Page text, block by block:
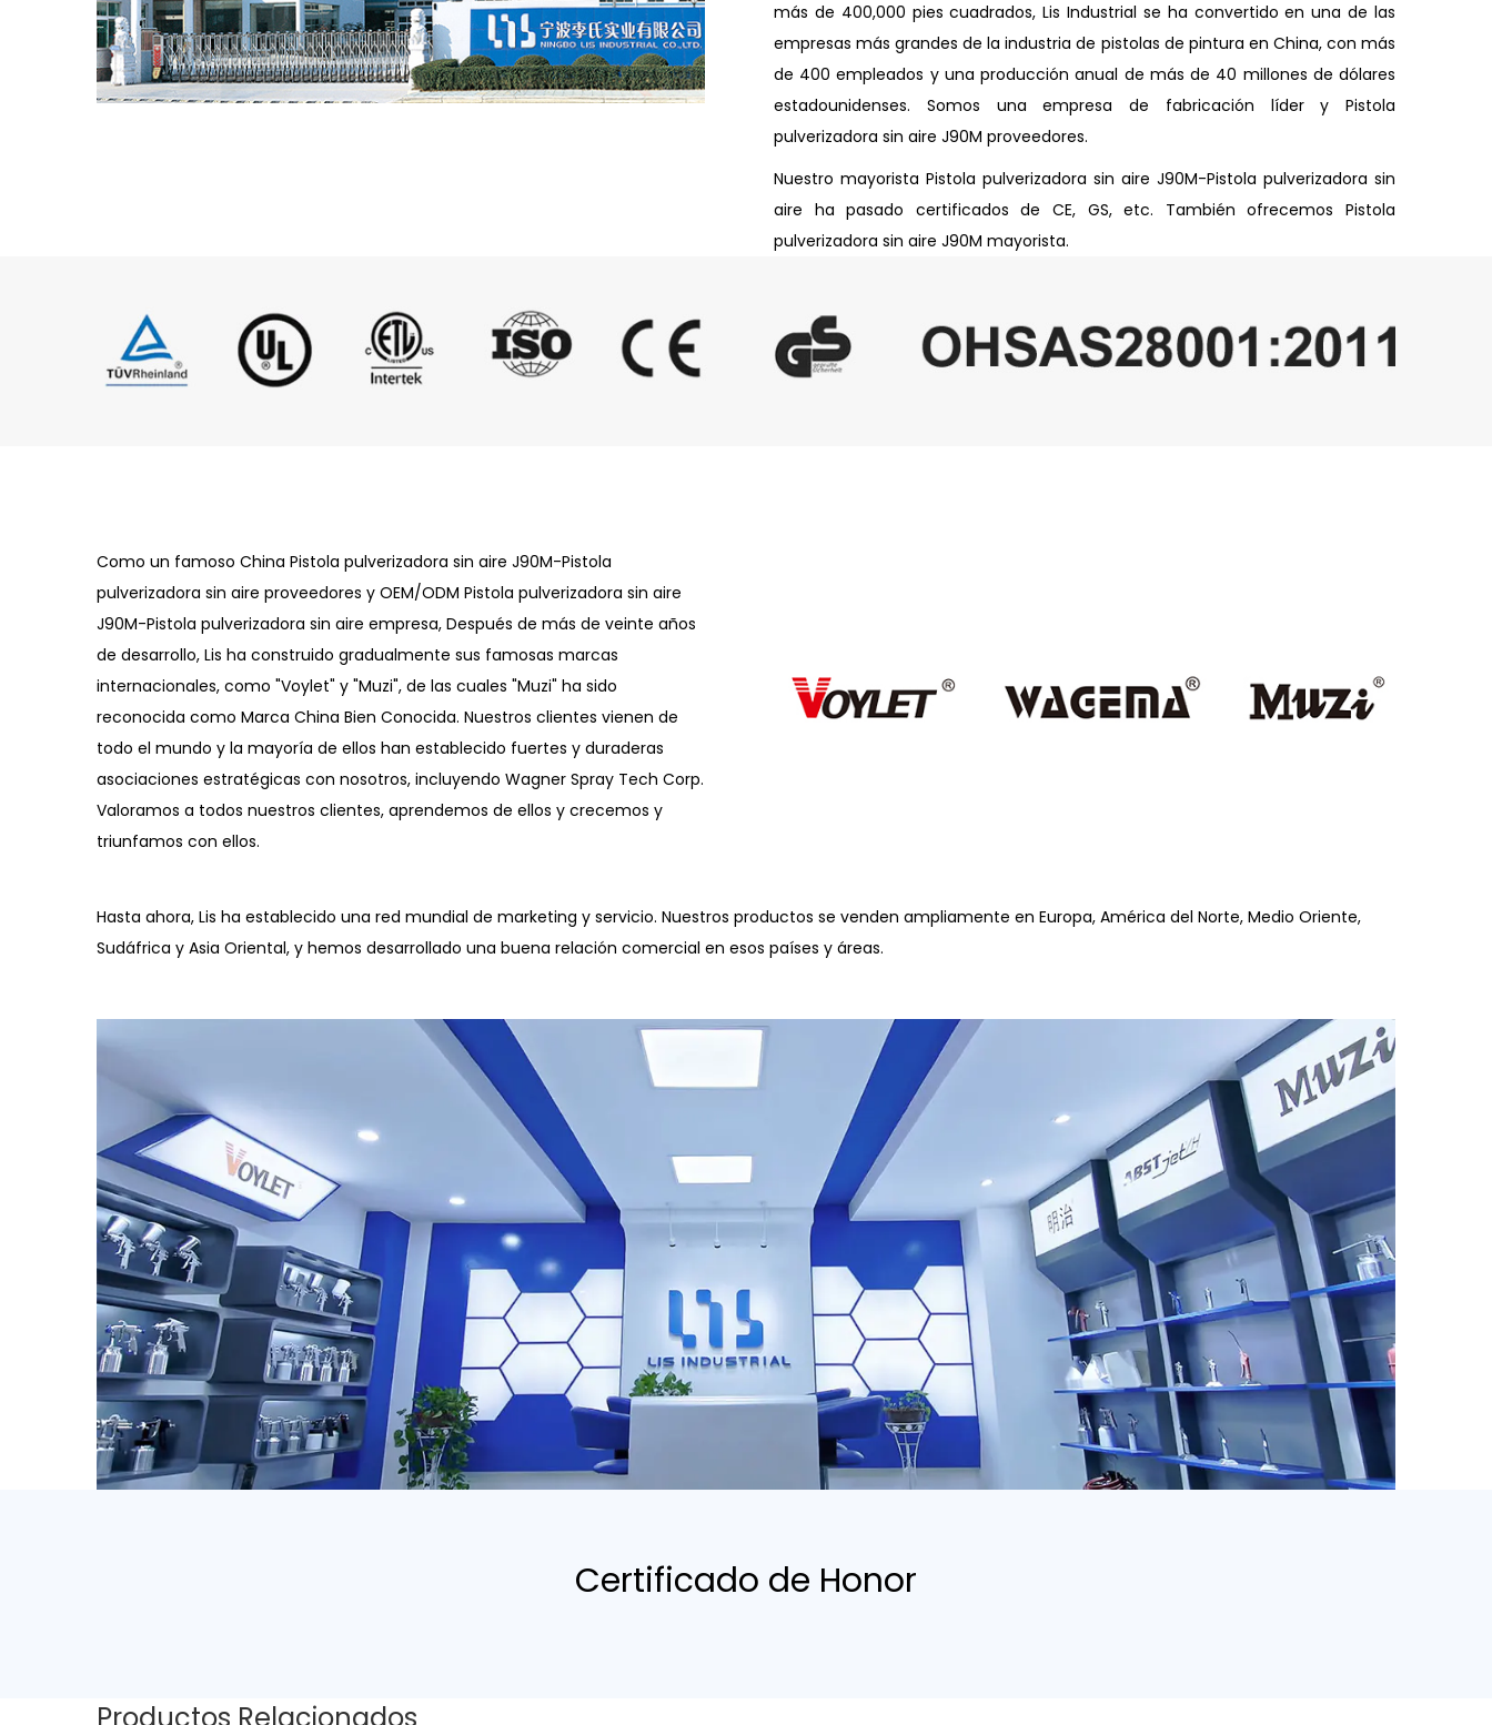
más de 400,000 pies cuadrados, Lis Industrial se ha convertido en una de las
empresas más grandes de la industria de pistolas de pintura en China, con más
de 400 empleados y una producción anual de más de 40 millones de dólares
estadounidenses. Somos una empresa de fabricación líder y Pistola
pulverizadora sin aire J90M proveedores.
Nuestro mayorista Pistola pulverizadora sin aire J90M-Pistola pulverizadora sin
aire ha pasado certificados de CE, GS, etc. También ofrecemos Pistola
pulverizadora sin aire J90M mayorista.
Como un famoso China Pistola pulverizadora sin aire J90M-Pistola
pulverizadora sin aire proveedores y OEM/ODM Pistola pulverizadora sin aire
J90M-Pistola pulverizadora sin aire empresa, Después de más de veinte años
de desarrollo, Lis ha construido gradualmente sus famosas marcas
internacionales, como "Voylet" y "Muzi", de las cuales "Muzi" ha sido
reconocida como Marca China Bien Conocida. Nuestros clientes vienen de
todo el mundo y la mayoría de ellos han establecido fuertes y duraderas
asociaciones estratégicas con nosotros, incluyendo Wagner Spray Tech Corp.
Valoramos a todos nuestros clientes, aprendemos de ellos y crecemos y
triunfamos con ellos.
Hasta ahora, Lis ha establecido una red mundial de marketing y servicio. Nuestros productos se venden ampliamente en Europa, América del Norte, Medio Oriente,
Sudáfrica y Asia Oriental, y hemos desarrollado una buena relación comercial en esos países y áreas.
Certificado de Honor
Productos Relacionados